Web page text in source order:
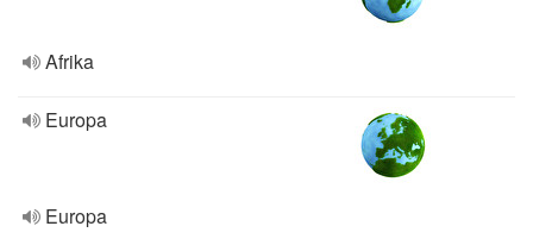
Afrika
Europa
Europa